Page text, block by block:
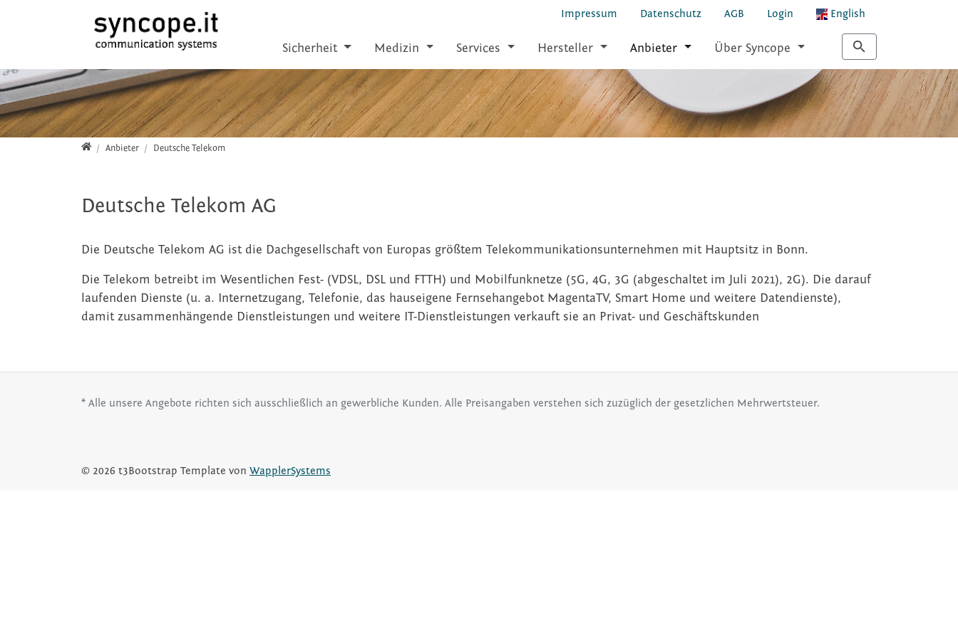
Impressum Datenschutz AGB Login English
Sicherheit Medizin Services Hersteller Anbieter Über Syncope
HomeAnbieter Deutsche Telekom
Deutsche Telekom AG
Die Deutsche Telekom AG ist die Dachgesellschaft von Europas größtem Tele­kommunikations­unternehmen mit Hauptsitz in Bonn.
Die Telekom betreibt im Wesentlichen Fest- (VDSL, DSL und FTTH) und Mobilfunknetze (5G, 4G, 3G (abgeschaltet im Juli 2021), 2G). Die darauf
laufenden Dienste (u. a. Internetzugang, Telefonie, das hauseigene Fernsehangebot MagentaTV, Smart Home und weitere Datendienste),
damit zusammenhängende Dienstleistungen und weitere IT-Dienstleistungen verkauft sie an Privat- und Geschäftskunden
* Alle unsere Angebote richten sich ausschließlich an gewerbliche Kunden. Alle Preisangaben verstehen sich zuzüglich der gesetzlichen Mehrwertsteuer.
© 2026 t3Bootstrap Template von WapplerSystems